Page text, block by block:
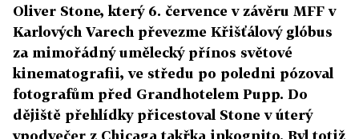
Oliver Stone, který 6. července v závěru MFF v
Karlových Varech převezme Křišťálový glóbus
za mimořádný umělecký přínos světové
kinematografii, ve středu po poledni pózoval
fotografům před Grandhotelem Pupp. Do
dějiště přehlídky přicestoval Stone v úterý
vpodvečer z Chicaga takřka inkognito. Byl totiž